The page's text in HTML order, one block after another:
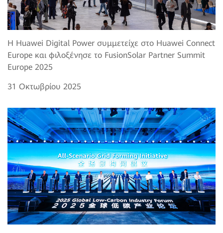
Η Huawei Digital Power συμμετείχε στο Huawei Connect
Europe και φιλοξένησε το FusionSolar Partner Summit
Europe 2025
31 Οκτωβρίου 2025